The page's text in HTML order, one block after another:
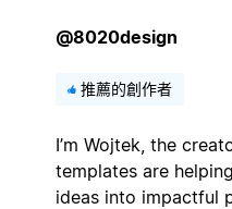
@8020design
推薦的創作者
I’m Wojtek, the
templates are
ideas into impactful